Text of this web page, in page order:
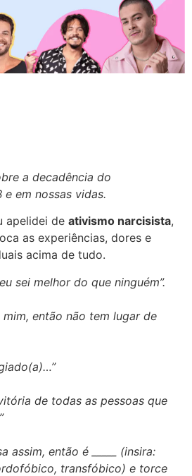
a decadência do
em nossas vidas.
apelidei de ativismo narcisista,
as experiências, dores e
acima de tudo.
sei melhor do que ninguém”.
mim, então não tem lugar de
de todas as pessoas que
assim, então é _____ (insira:
transfóbico) e torce